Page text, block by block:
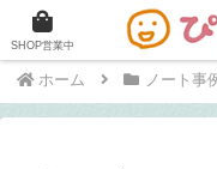
快適に在宅
ホーム ノート事
SHOP営業中